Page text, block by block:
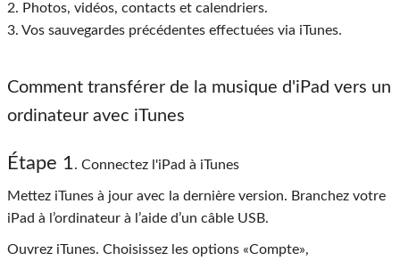
2. Photos, vidéos, contacts et calendriers.
3. Vos sauvegardes précédentes effectuées via iTunes.
Comment transférer de la musique d'iPad vers un
ordinateur avec iTunes
Étape 1. Connectez l'iPad à iTunes
Mettez iTunes à jour avec la dernière version. Branchez votre
iPad à l’ordinateur à l’aide d’un câble USB.
Ouvrez iTunes. Choisissez les options «Compte»,